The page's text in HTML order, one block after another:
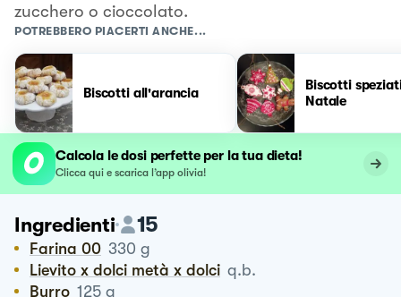
zucchero o cioccolato.
POTREBBERO PIACERTI ANCHE...
Biscotti all'arancia
Biscotti
Natale
Calcola le dosi perfette per la tua dieta!
Clicca qui e scarica l’app olivia!
Ingredienti 15
Farina 00 330 g
Lievito x dolci metà x dolci q.b.
Burro 125 g